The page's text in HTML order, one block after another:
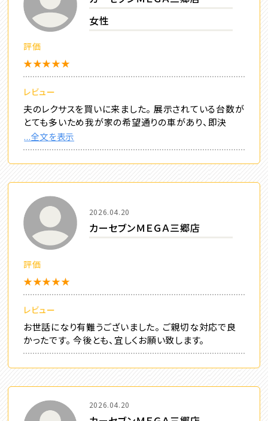
女性
評価
★★★★★
レビュー
夫のレクサスを買いに来ました。 展示されている台数が
とても多いため我が家の希望通りの車があり、即決
...全文を表示
2026.04.20
カーセブンＭＥＧＡ三郷店
評価
★★★★★
レビュー
お世話になり有難うございました。 ご親切な対応で良
かったです。 今後とも、宜しくお願い致します。
2026.04.20